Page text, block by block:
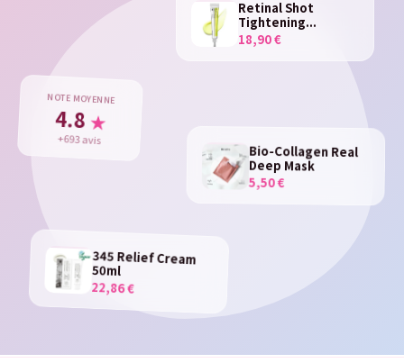
Retinal Shot
Tightening...
18,90 €
345 Relief Cream
50ml
22,86 €
Bio-Collagen Real
Deep Mask
5,50 €
NOTE MOYENNE
4.8 ★
+693 avis